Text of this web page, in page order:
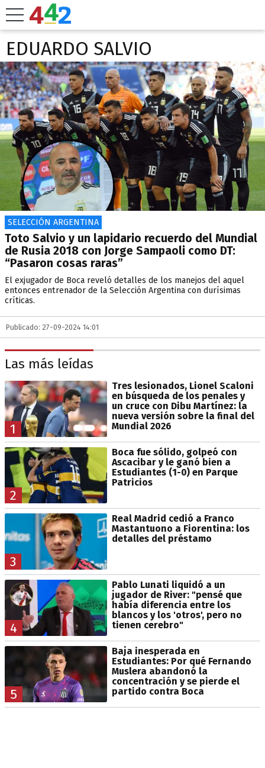
EDUARDO SALVIO
SELECCIÓN ARGENTINA
Toto Salvio y un lapidario recuerdo del Mundial
de Rusia 2018 con Jorge Sampaoli como DT:
“Pasaron cosas raras”
El exjugador de Boca reveló detalles de los manejos del aquel
entonces entrenador de la Selección Argentina con durísimas
críticas.
Publicado: 27-09-2024 14:01
Las más leídas
1
Tres lesionados, Lionel Scaloni
en búsqueda de los penales y
un cruce con Dibu Martínez: la
nueva versión sobre la final del
Mundial 2026
2
Boca fue sólido, golpeó con
Ascacibar y le ganó bien a
Estudiantes (1-0) en Parque
Patricios
3
Real Madrid cedió a Franco
Mastantuono a Fiorentina: los
detalles del préstamo
4
Pablo Lunati liquidó a un
jugador de River: "pensé que
había diferencia entre los
blancos y los 'otros', pero no
tienen cerebro"
5
Baja inesperada en
Estudiantes: Por qué Fernando
Muslera abandonó la
concentración y se pierde el
partido contra Boca